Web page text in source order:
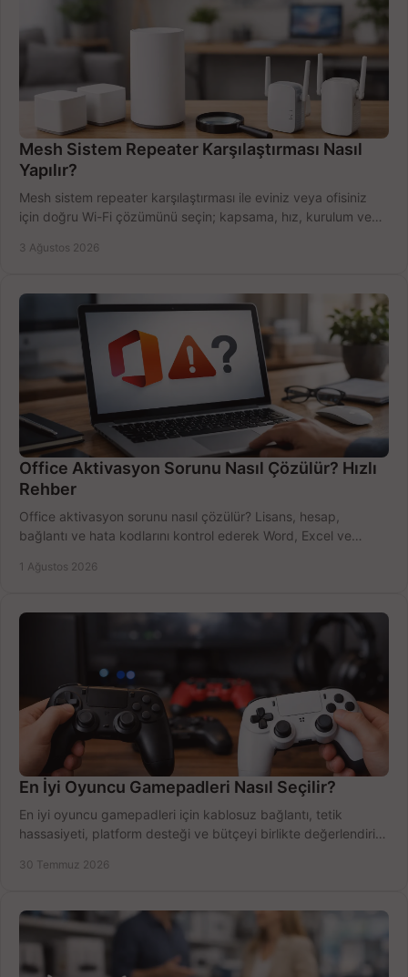
Mesh Sistem Repeater Karşılaştırması Nasıl
Yapılır?
Mesh sistem repeater karşılaştırması ile eviniz veya ofisiniz
için doğru Wi-Fi çözümünü seçin; kapsama, hız, kurulum ve
3 Ağustos 2026
Office Aktivasyon Sorunu Nasıl Çözülür? Hızlı
Rehber
Office aktivasyon sorunu nasıl çözülür? Lisans, hesap,
bağlantı ve hata kodlarını kontrol ederek Word, Excel ve
1 Ağustos 2026
En İyi Oyuncu Gamepadleri Nasıl Seçilir?
En iyi oyuncu gamepadleri için kablosuz bağlantı, tetik
hassasiyeti, platform desteği ve bütçeyi birlikte değerlendirin;
30 Temmuz 2026